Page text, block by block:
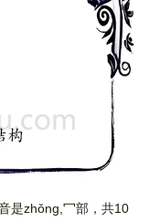
是zhǒng,冖部，共10